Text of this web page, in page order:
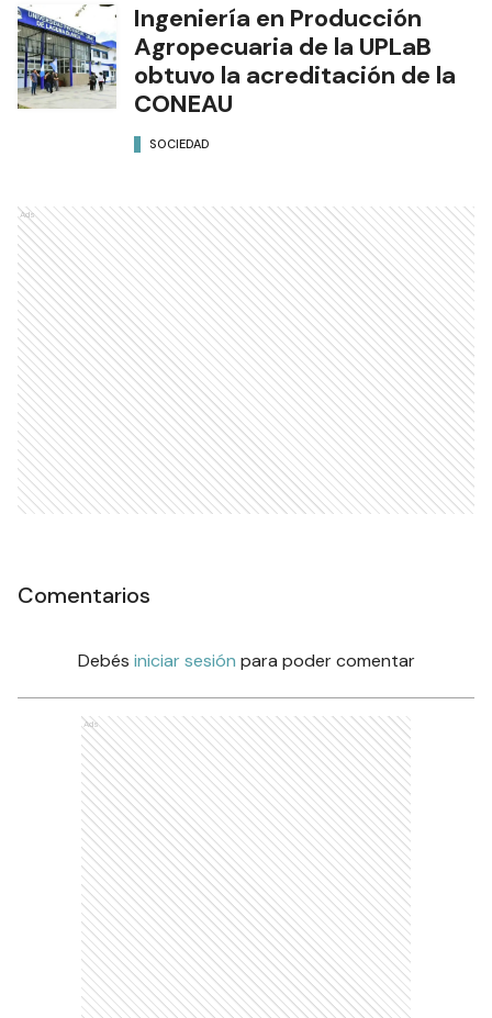
Ingeniería en Producción
Agropecuaria de la UPLaB
obtuvo la acreditación de la
CONEAU
SOCIEDAD
Ads
Comentarios
Debés iniciar sesión para poder comentar
Ads